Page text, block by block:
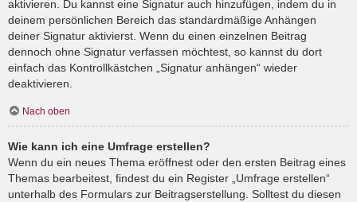
aktivieren. Du kannst eine Signatur auch hinzufügen, indem du in
deinem persönlichen Bereich das standardmäßige Anhängen
deiner Signatur aktivierst. Wenn du einen einzelnen Beitrag
dennoch ohne Signatur verfassen möchtest, so kannst du dort
einfach das Kontrollkästchen „Signatur anhängen“ wieder
deaktivieren.
Nach oben
Wie kann ich eine Umfrage erstellen?
Wenn du ein neues Thema eröffnest oder den ersten Beitrag eines
Themas bearbeitest, findest du ein Register „Umfrage erstellen“
unterhalb des Formulars zur Beitragserstellung. Solltest du diesen